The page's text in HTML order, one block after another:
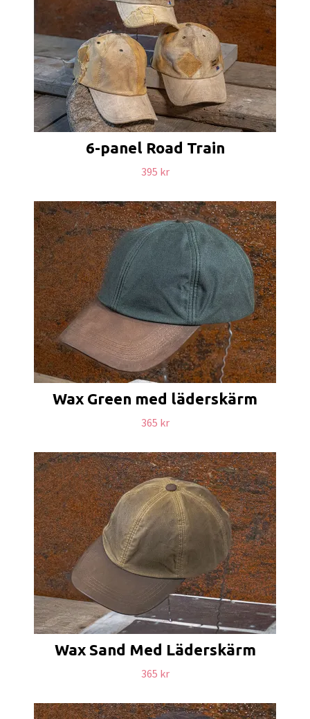
6-panel Road Train
395 kr
Wax Green med läderskärm
365 kr
Wax Sand Med Läderskärm
365 kr